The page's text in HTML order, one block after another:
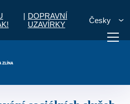
| DOPRAVNÍ
UZAVÍRKY
Česky
zaplatit Diskuzní